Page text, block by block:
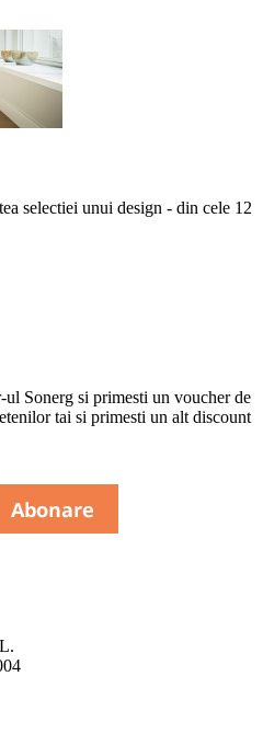
selectiei unui design - din cele 12
Sonerg si primesti un voucher de
tai si primesti un alt discount